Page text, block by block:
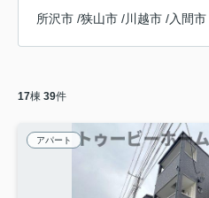
所沢市 /狭山市 /川越市 /入間市
17棟 39件
アパート